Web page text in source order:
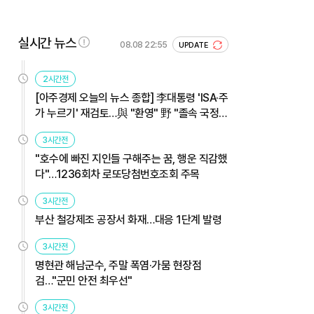
실시간 뉴스 08.08 22:55 UPDATE
2시간전
[아주경제 오늘의 뉴스 종합] 李대통령 'ISA·주
가 누르기' 재검토…與 "환영" 野 "졸속 국정"
外
3시간전
"호수에 빠진 지인들 구해주는 꿈, 행운 직감했
다"…1236회차 로또당첨번호조회 주목
3시간전
부산 철강제조 공장서 화재…대응 1단계 발령
3시간전
명현관 해남군수, 주말 폭염·가뭄 현장점
검…"군민 안전 최우선"
3시간전